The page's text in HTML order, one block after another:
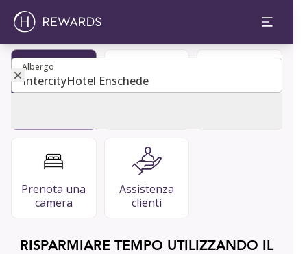
Albergo
Albergo
Prenota una
camera
Assistenza
clienti
RISPARMIARE TEMPO UTILIZZANDO IL